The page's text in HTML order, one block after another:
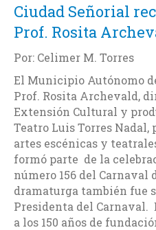
Ciudad Señorial
Prof. Rosita
Por: Celimer M. Torres
El Municipio Autónomo
Prof. Rosita Archevald,
Extensión Cultural y
Teatro Luis Torres Nadal,
artes escénicas y
formó parte de la
número 156 del Carnaval
dramaturga también fue
Presidenta del Carnaval.
a los 150 años de